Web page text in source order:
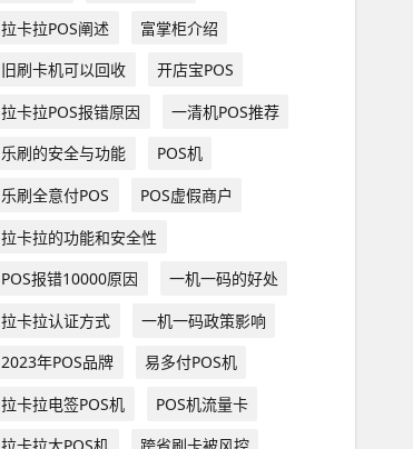
拉卡拉POS阐述
富掌柜介绍
旧刷卡机可以回收
开店宝POS
拉卡拉POS报错原因
一清机POS推荐
乐刷的安全与功能
POS机
乐刷全意付POS
POS虚假商户
拉卡拉的功能和安全性
POS报错10000原因
一机一码的好处
拉卡拉认证方式
一机一码政策影响
2023年POS品牌
易多付POS机
拉卡拉电签POS机
POS机流量卡